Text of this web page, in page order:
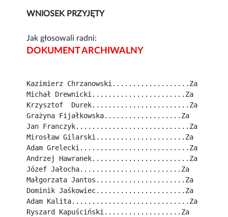
WNIOSEK PRZYJĘTY
Jak głosowali radni:
DOKUMENT ARCHIWALNY
Kazimierz Chrzanowski...................Za
Michał Drewnicki.......................Za
Krzysztof  Durek........................Za
Grażyna Fijałkowska...................Za
Jan Franczyk............................Za
Mirosław Gilarski......................Za
Adam Grelecki...........................Za
Andrzej Hawranek........................Za
Józef Jałocha.........................Za
Małgorzata Jantos......................Za
Dominik Jaśkowiec......................Za
Adam Kalita.............................Za
Ryszard Kapuściński...................Za